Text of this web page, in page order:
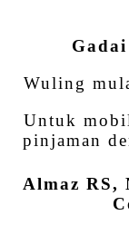
Wuling
Untuk
pinjaman
Almaz RS,